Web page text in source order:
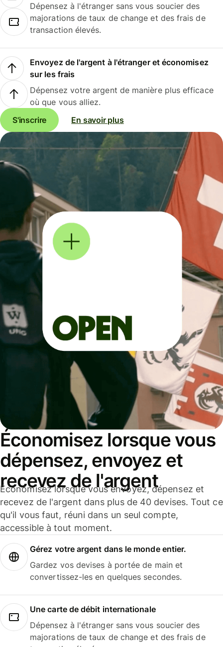
Dépensez à l'étranger sans vous soucier des
majorations de taux de change et des frais de
transaction élevés.
Envoyez de l'argent à l'étranger et économisez
sur les frais
Dépensez votre argent de manière plus efficace
où que vous alliez.
S'inscrire
En savoir plus
Économisez lorsque vous
dépensez, envoyez et
recevez de l'argent
Économisez lorsque vous envoyez, dépensez et
recevez de l'argent dans plus de 40 devises. Tout ce
qu'il vous faut, réuni dans un seul compte,
accessible à tout moment.
Gérez votre argent dans le monde entier.
Gardez vos devises à portée de main et
convertissez-les en quelques secondes.
Une carte de débit internationale
Dépensez à l'étranger sans vous soucier des
majorations de taux de change et des frais de